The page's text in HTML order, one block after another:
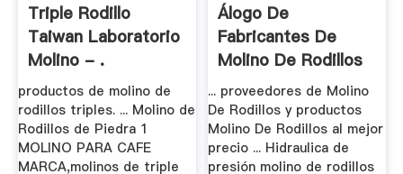
Triple Rodillo
Taiwan Laboratorio
Molino - .
productos de molino de
rodillos triples. ... Molino de
Rodillos de Piedra 1
MOLINO PARA CAFE
MARCA,molinos de triple
Álogo De
Fabricantes De
Molino De Rodillos
De .
... proveedores de Molino
De Rodillos y productos
Molino De Rodillos al mejor
precio ... Hidraulica de
presión molino de rodillos